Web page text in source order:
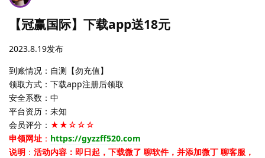
【冠赢国际】下载app送18元
2023.8.19发布
到账情况：自测【勿充值】
领取方式：下载app注册后领取
安全系数：中
平台资历：未知
会员评分： ★★☆☆☆
申领网址 ： https://gyzzff520.com
说明 ： 活动内容：即日起，下载微了 聊软件，并添加微丁 聊客服，